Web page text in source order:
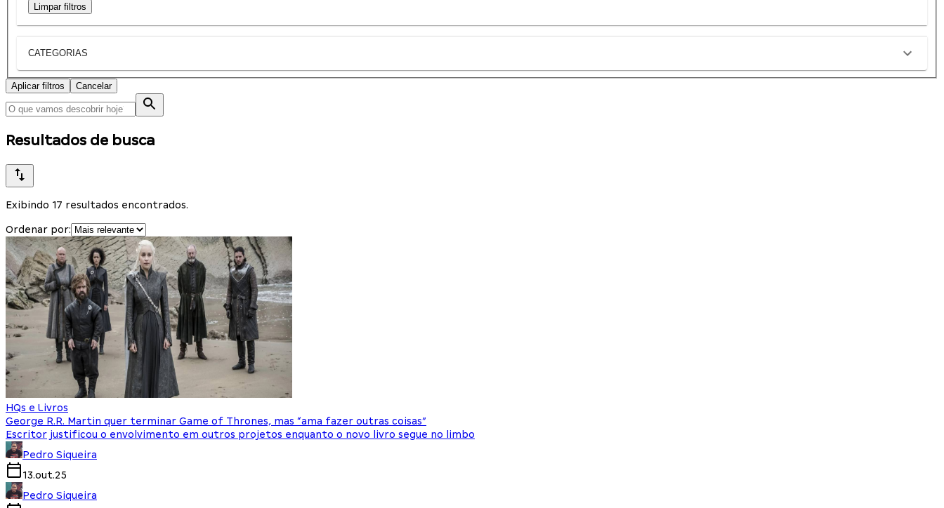
Limpar filtros
CATEGORIAS
Aplicar filtros Cancelar
Resultados de busca
Exibindo 17 resultados encontrados.
Ordenar por:
HQs e Livros
George R.R. Martin quer terminar Game of Thrones, mas “ama fazer outras coisas”
Escritor justificou o envolvimento em outros projetos enquanto o novo livro segue no limbo
Pedro Siqueira
13.out.25
Pedro Siqueira